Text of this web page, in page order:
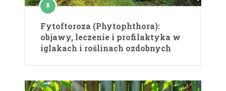
Fytoftoroza (Phytophthora):
objawy, leczenie i profilaktyka w
iglakach i roślinach ozdobnych